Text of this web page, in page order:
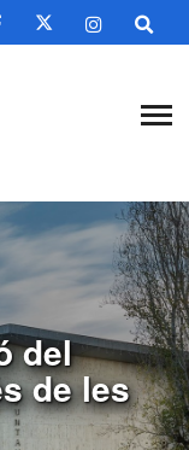
del
de les